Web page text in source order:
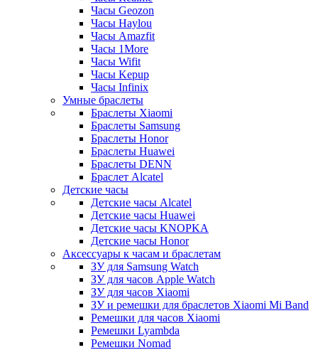
Часы Geozon
Часы Haylou
Часы Amazfit
Часы 1More
Часы Wifit
Часы Kepup
Часы Infinix
Умные браслеты
Браслеты Xiaomi
Браслеты Samsung
Браслеты Honor
Браслеты Huawei
Браслеты DENN
Браслет Alcatel
Детские часы
Детские часы Alcatel
Детские часы Huawei
Детские часы KNOPKA
Детские часы Honor
Аксессуары к часам и браслетам
ЗУ для Samsung Watch
ЗУ для часов Apple Watch
ЗУ для часов Xiaomi
ЗУ и ремешки для браслетов Xiaomi Mi Band
Ремешки для часов Xiaomi
Ремешки Lyambda
Ремешки Nomad